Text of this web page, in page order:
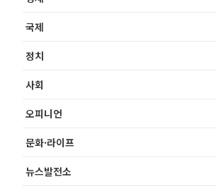
국제
정치
사회
오피니언
문화·라이프
뉴스발전소